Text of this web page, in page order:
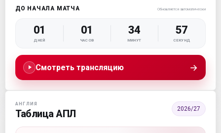
ДО НАЧАЛА МАТЧА Обновляется автоматически
01
ДНЕЙ
01
ЧАСОВ
34
МИНУТ
56
СЕКУНД
Смотреть трансляцию →
АНГЛИЯ
Таблица АПЛ 2026/27